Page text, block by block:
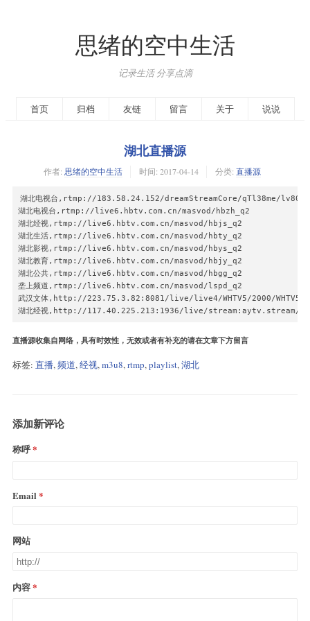
思绪的空中生活
记录生活 分享点滴
首页 归档 友链 留言 关于 说说
湖北直播源
作者: 思绪的空中生活 时间: 2017-04-14 分类: 直播源
湖北电视台,rtmp://183.58.24.152/dreamStreamCore/qTl38me/lv800
湖北电视台,rtmp://live6.hbtv.com.cn/masvod/hbzh_q2
湖北经视,rtmp://live6.hbtv.com.cn/masvod/hbjs_q2
湖北生活,rtmp://live6.hbtv.com.cn/masvod/hbty_q2
湖北影视,rtmp://live6.hbtv.com.cn/masvod/hbys_q2
湖北教育,rtmp://live6.hbtv.com.cn/masvod/hbjy_q2
湖北公共,rtmp://live6.hbtv.com.cn/masvod/hbgg_q2
垄上频道,rtmp://live6.hbtv.com.cn/masvod/lspd_q2
武汉文体,http://223.75.3.82:8081/live/live4/WHTV5/2000/WHTV5-
湖北经视,http://117.40.225.213:1936/live/stream:aytv.stream/
直播源收集自网络，具有时效性，无效或者有补充的请在文章下方留言
标签: 直播,频道,经视,m3u8,rtmp,playlist,湖北
添加新评论
称呼
Email
网站
内容